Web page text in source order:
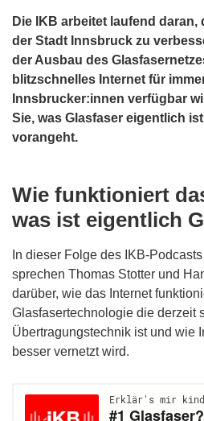
Die IKB arbeitet laufend
der Stadt Innsbruck zu
der Ausbau des
blitzschnelles Internet für
Innsbrucker:innen verfügbar
Sie, was Glasfaser eigentlich
vorangeht.
Wie funktioniert
was ist eigentlich
In dieser Folge des IKB-
sprechen Thomas Stotter und
darüber, wie das Internet
Glasfasertechnologie die derzeit
Übertragungstechnik ist und wie
besser vernetzt wird.